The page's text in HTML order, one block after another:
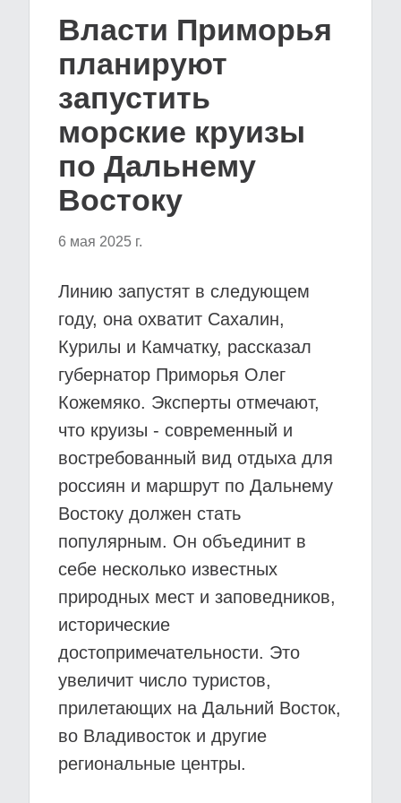
Власти Приморья
планируют
запустить
морские круизы
по Дальнему
Востоку
6 мая 2025 г.
Линию запустят в следующем
году, она охватит Сахалин,
Курилы и Камчатку, рассказал
губернатор Приморья Олег
Кожемяко. Эксперты отмечают,
что круизы - современный и
востребованный вид отдыха для
россиян и маршрут по Дальнему
Востоку должен стать
популярным. Он объединит в
себе несколько известных
природных мест и заповедников,
исторические
достопримечательности. Это
увеличит число туристов,
прилетающих на Дальний Восток,
во Владивосток и другие
региональные центры.